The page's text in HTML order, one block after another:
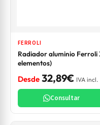
FERROLI
Radiador aluminio Ferroli
elementos)
Desde 32,89€ IVA incl.
Consultar